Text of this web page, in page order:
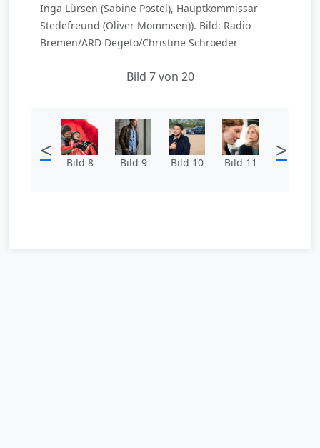
Inga Lürsen (Sabine Postel), Hauptkommissar
Stedefreund (Oliver Mommsen)). Bild: Radio
Bremen/ARD Degeto/Christine Schroeder
Bild 7 von 20
< Bild 8 Bild 9 Bild 10 Bild 11 >